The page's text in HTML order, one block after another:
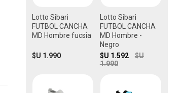
Lotto Sibari
FUTBOL CANCHA
MD Hombre fucsia
$U 1.990
Lotto Sibari
FUTBOL CANCHA
MD Hombre -
Negro
$U 1.592
$U
1.990